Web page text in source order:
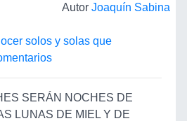
Autor Joaquín Sabina
solos y solas que
SERÁN NOCHES DE
LUNAS DE MIEL Y DE